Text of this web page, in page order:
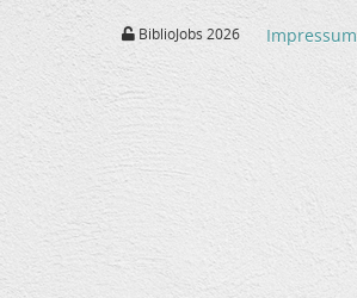
BiblioJobs 2026 Impressum